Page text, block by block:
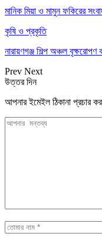
মানিক মিয়া ও মামুন ফকিরের
কৃষি ও প্রকৃতি
নারায়ণগঞ্জ শিল্প অঞ্চল
Prev Next
উত্তর দিন
আপনার ইমেইল ঠিকানা প্রচার